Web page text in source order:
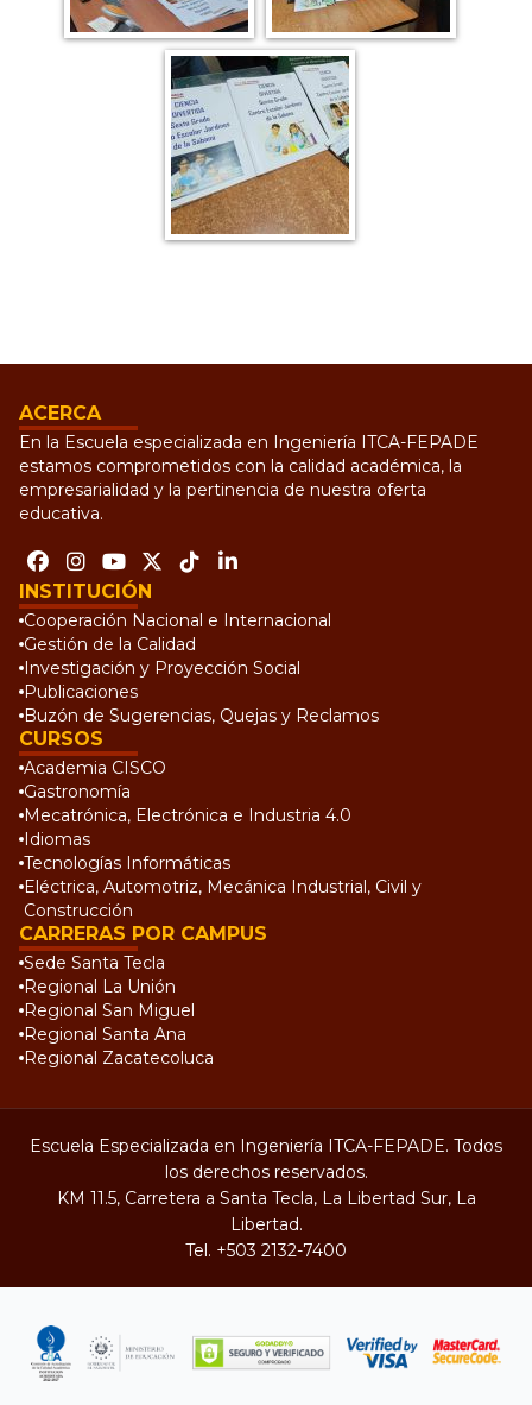
ACERCA
En la Escuela especializada en Ingeniería ITCA-FEPADE
estamos comprometidos con la calidad académica, la
empresarialidad y la pertinencia de nuestra oferta
educativa.
INSTITUCIÓN
Cooperación Nacional e Internacional
Gestión de la Calidad
Investigación y Proyección Social
Publicaciones
Buzón de Sugerencias, Quejas y Reclamos
CURSOS
Academia CISCO
Gastronomía
Mecatrónica, Electrónica e Industria 4.0
Idiomas
Tecnologías Informáticas
Eléctrica, Automotriz, Mecánica Industrial, Civil y
Construcción
CARRERAS POR CAMPUS
Sede Santa Tecla
Regional La Unión
Regional San Miguel
Regional Santa Ana
Regional Zacatecoluca
Escuela Especializada en Ingeniería ITCA-FEPADE. Todos
los derechos reservados.
KM 11.5, Carretera a Santa Tecla, La Libertad Sur, La
Libertad.
Tel. +503 2132-7400